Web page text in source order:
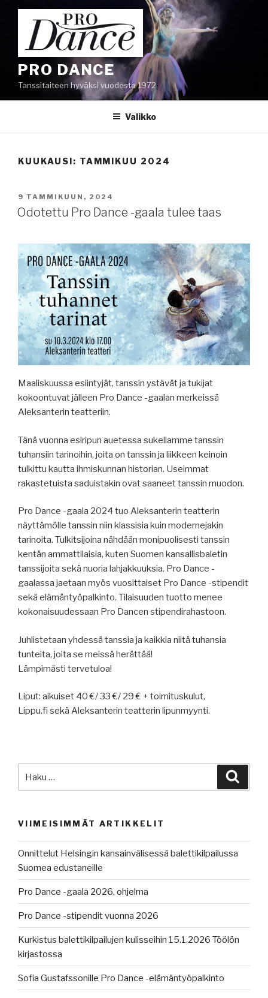
Siirry
sisältöön
PRO DANCE
Tanssitaiteen hyväksi vuodesta 1972
Valikko
KUUKAUSI: TAMMIKUU 2024
JULKAISTU
9 TAMMIKUUN, 2024
Odotettu Pro Dance -gaala tulee taas
Maaliskuussa esiintyjät, tanssin ystävät ja tukijat
kokoontuvat jälleen Pro Dance -gaalan merkeissä
Aleksanterin teatteriin.
Tänä vuonna esiripun auetessa sukellamme tanssin
tuhansiin tarinoihin, joita on tanssin ja liikkeen keinoin
tulkittu kautta ihmiskunnan historian. Useimmat
rakastetuista saduistakin ovat saaneet tanssin muodon.
Pro Dance -gaala 2024 tuo Aleksanterin teatterin
näyttämölle tanssin niin klassisia kuin modernejakin
tarinoita. Tulkitsijoina nähdään monipuolisesti tanssin
kentän ammattilaisia, kuten Suomen kansallisbaletin
tanssijoita sekä nuoria lahjakkuuksia. Pro Dance -
gaalassa jaetaan myös vuosittaiset Pro Dance -stipendit
sekä elämäntyöpalkinto. Tilaisuuden tuotto menee
kokonaisuudessaan Pro Dancen stipendirahastoon.
Juhlistetaan yhdessä tanssia ja kaikkia niitä tuhansia
tunteita, joita se meissä herättää!
Lämpimästi tervetuloa!
Liput: aikuiset 40 €/ 33 €/ 29 € + toimituskulut,
Lippu.fi sekä Aleksanterin teatterin lipunmyynti.
VIIMEISIMMÄT ARTIKKELIT
Onnittelut Helsingin kansainvälisessä balettikilpailussa
Suomea edustaneille
Pro Dance -gaala 2026, ohjelma
Pro Dance -stipendit vuonna 2026
Kurkistus balettikilpailujen kulisseihin 15.1.2026 Töölön
kirjastossa
Sofia Gustafssonille Pro Dance -elämäntyöpalkinto